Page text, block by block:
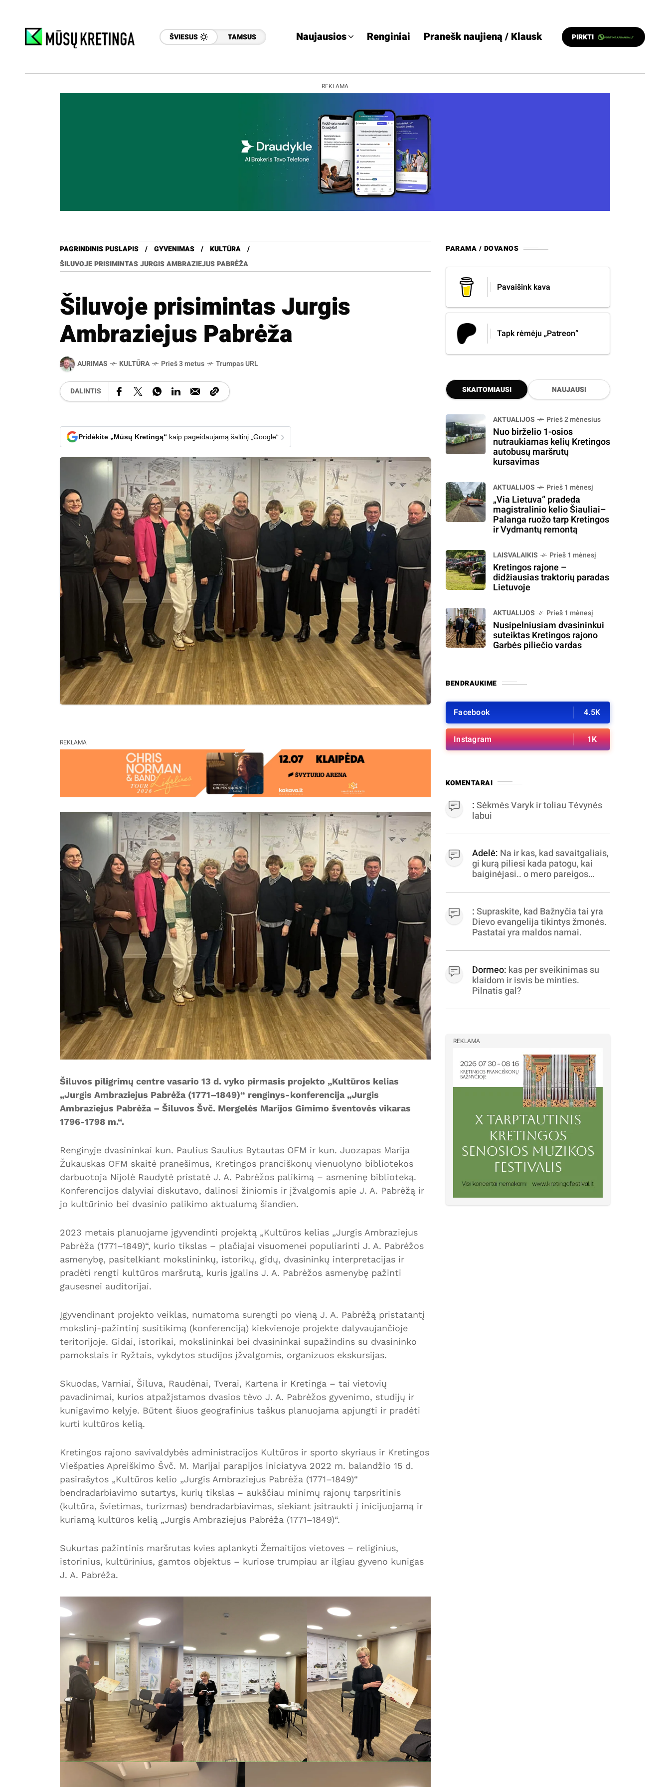
ŠVIESUS TAMSUS Naujausios Renginiai Pranešk naujieną / Klausk PIRKTI
REKLAMA
PAGRINDINIS PUSLAPIS GYVENIMAS
KULTŪRA
ŠILUVOJE PRISIMINTAS JURGIS AMBRAZIEJUS PABRĖŽA
Šiluvoje prisimintas Jurgis
Ambraziejus Pabrėža
AURIMAS KULTŪRA Prieš 3 metus Trumpas URL
DALINTIS
Pridėkite „Mūsų Kretingą“ kaip pageidaujamą šaltinį „Google“ ›
REKLAMA
Šiluvos piligrimų centre vasario 13 d. vyko pirmasis projekto „Kultūros kelias
„Jurgis Ambraziejus Pabrėža (1771–1849)“ renginys-konferencija „Jurgis
Ambraziejus Pabrėža – Šiluvos Švč. Mergelės Marijos Gimimo šventovės vikaras
1796-1798 m.“.
Renginyje dvasininkai kun. Paulius Saulius Bytautas OFM ir kun. Juozapas Marija
Žukauskas OFM skaitė pranešimus, Kretingos pranciškonų vienuolyno bibliotekos
darbuotoja Nijolė Raudytė pristatė J. A. Pabrėžos palikimą – asmeninę biblioteką.
Konferencijos dalyviai diskutavo, dalinosi žiniomis ir įžvalgomis apie J. A. Pabrėžą ir
jo kultūrinio bei dvasinio palikimo aktualumą šiandien.
2023 metais planuojame įgyvendinti projektą „Kultūros kelias „Jurgis Ambraziejus
Pabrėža (1771–1849)“, kurio tikslas – plačiajai visuomenei populiarinti J. A. Pabrėžos
asmenybę, pasitelkiant mokslininkų, istorikų, gidų, dvasininkų interpretacijas ir
pradėti rengti kultūros maršrutą, kuris įgalins J. A. Pabrėžos asmenybę pažinti
gausesnei auditorijai.
Įgyvendinant projekto veiklas, numatoma surengti po vieną J. A. Pabrėžą pristatantį
mokslinį-pažintinį susitikimą (konferenciją) kiekvienoje projekte dalyvaujančioje
teritorijoje. Gidai, istorikai, mokslininkai bei dvasininkai supažindins su dvasininko
pamokslais ir Ryžtais, vykdytos studijos įžvalgomis, organizuos ekskursijas.
Skuodas, Varniai, Šiluva, Raudėnai, Tverai, Kartena ir Kretinga – tai vietovių
pavadinimai, kurios atpažįstamos dvasios tėvo J. A. Pabrėžos gyvenimo, studijų ir
kunigavimo kelyje. Būtent šiuos geografinius taškus planuojama apjungti ir pradėti
kurti kultūros kelią.
Kretingos rajono savivaldybės administracijos Kultūros ir sporto skyriaus ir Kretingos
Viešpaties Apreiškimo Švč. M. Marijai parapijos iniciatyva 2022 m. balandžio 15 d.
pasirašytos „Kultūros kelio „Jurgis Ambraziejus Pabrėža (1771–1849)“
bendradarbiavimo sutartys, kurių tikslas – aukščiau minimų rajonų tarpsritinis
(kultūra, švietimas, turizmas) bendradarbiavimas, siekiant įsitraukti į inicijuojamą ir
kuriamą kultūros kelią „Jurgis Ambraziejus Pabrėža (1771–1849)“.
Sukurtas pažintinis maršrutas kvies aplankyti Žemaitijos vietoves – religinius,
istorinius, kultūrinius, gamtos objektus – kuriose trumpiau ar ilgiau gyveno kunigas
J. A. Pabrėža.
PARAMA / DOVANOS
Pavaišink kava
Tapk rėmėju „Patreon“
SKAITOMIAUSI NAUJAUSI
AKTUALIJOS Prieš 2 mėnesius
Nuo birželio 1-osios
nutraukiamas kelių Kretingos
autobusų maršrutų
kursavimas
AKTUALIJOS Prieš 1 mėnesį
„Via Lietuva“ pradeda
magistralinio kelio Šiauliai–
Palanga ruožo tarp Kretingos
ir Vydmantų remontą
LAISVALAIKIS Prieš 1 mėnesį
Kretingos rajone –
didžiausias traktorių paradas
Lietuvoje
AKTUALIJOS Prieš 1 mėnesį
Nusipelniusiam dvasininkui
suteiktas Kretingos rajono
Garbės piliečio vardas
BENDRAUKIME
Facebook 4.5K
Instagram 1K
KOMENTARAI
:Sėkmės Varyk ir toliau Tėvynės
labui
Adelė: Na ir kas, kad savaitgaliais,
gi kurą piliesi kada patogu, kai
baiginėjasi.. o mero pareigos
apibrėžiamos.. nežinau,
bereikalingas oro virpinimas,
ieškokit kur milijonus vagia
dujininkai, elektros aferistai,
stadionų statytojai Vilnuje
:Supraskite, kad Bažnyčia tai yra
Dievo evangelija tikintys žmonės.
Pastatai yra maldos namai.
Dormeo: kas per sveikinimas su
klaidom ir isvis be minties.
Pilnatis gal?
REKLAMA